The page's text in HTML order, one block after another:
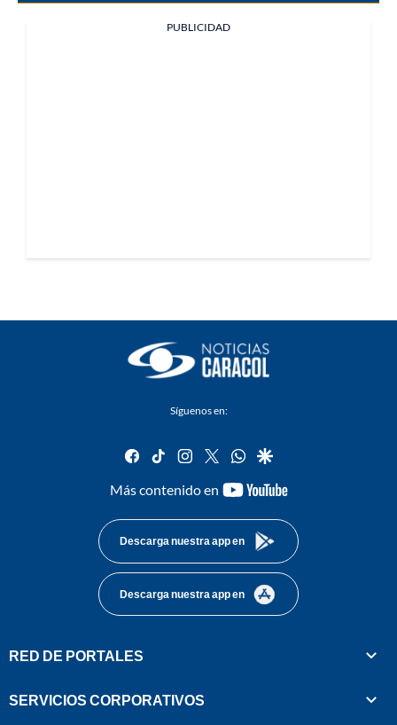
PUBLICIDAD
Síguenos en:
facebook
tiktok instagram
twitterwhatsapp
google
Más contenido en
youtube-
Descarga nuestra app en
Descarga nuestra app en
RED DE PORTALES
SERVICIOS CORPORATIVOS